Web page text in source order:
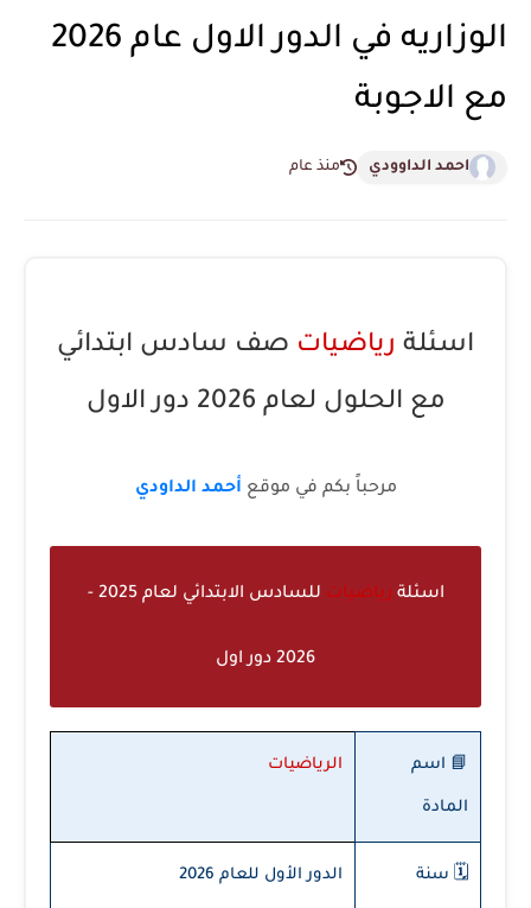
الوزاريه في الدور الاول عام 2026
مع الاجوبة
احمد الداوودي منذ عام
اسئلة رياضيات صف سادس ابتدائي
مع الحلول لعام 2026 دور الاول
مرحباً بكم في موقع أحمد الداودي
اسئلة رياضيات للسادس الابتدائي لعام 2025 -
2026 دور اول
📘 اسم
المادة
الرياضيات
🗓️ سنة الدور الأول للعام 2026